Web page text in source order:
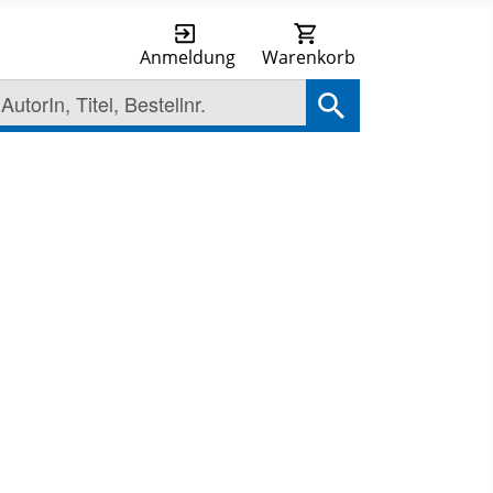
Anmeldung Warenkorb